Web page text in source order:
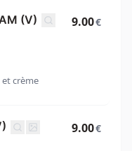
(V)
et crème
9.00€
9.00€